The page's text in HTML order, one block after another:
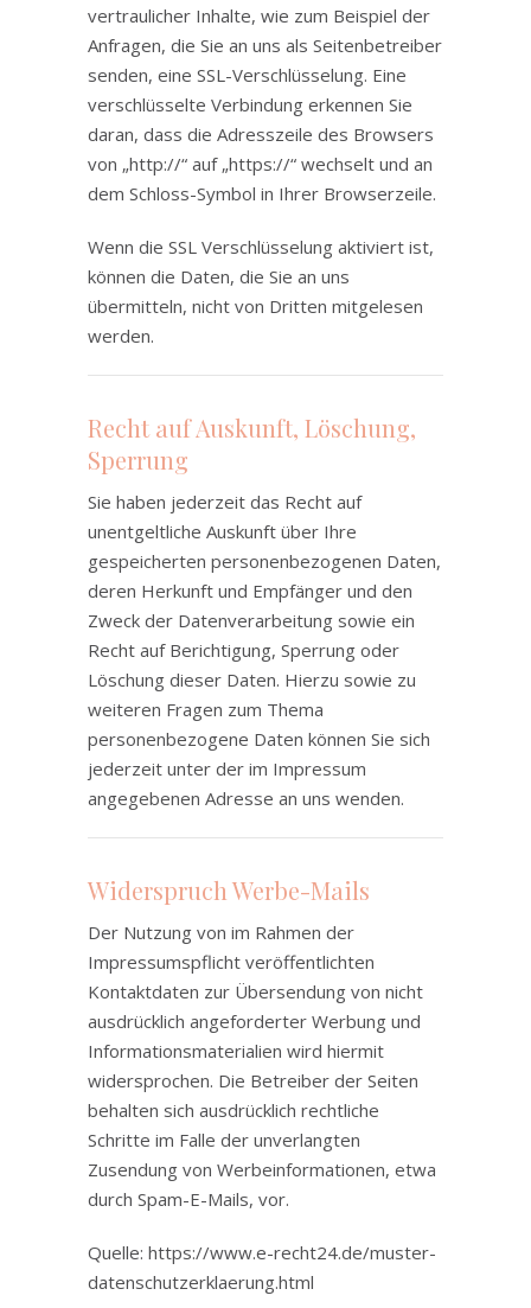
vertraulicher Inhalte, wie zum Beispiel der
Anfragen, die Sie an uns als Seitenbetreiber
senden, eine SSL-Verschlüsselung. Eine
verschlüsselte Verbindung erkennen Sie
daran, dass die Adresszeile des Browsers
von „http://“ auf „https://“ wechselt und an
dem Schloss-Symbol in Ihrer Browserzeile.
Wenn die SSL Verschlüsselung aktiviert ist,
können die Daten, die Sie an uns
übermitteln, nicht von Dritten mitgelesen
werden.
Recht auf Auskunft, Löschung,
Sperrung
Sie haben jederzeit das Recht auf
unentgeltliche Auskunft über Ihre
gespeicherten personenbezogenen Daten,
deren Herkunft und Empfänger und den
Zweck der Datenverarbeitung sowie ein
Recht auf Berichtigung, Sperrung oder
Löschung dieser Daten. Hierzu sowie zu
weiteren Fragen zum Thema
personenbezogene Daten können Sie sich
jederzeit unter der im Impressum
angegebenen Adresse an uns wenden.
Widerspruch Werbe-Mails
Der Nutzung von im Rahmen der
Impressumspflicht veröffentlichten
Kontaktdaten zur Übersendung von nicht
ausdrücklich angeforderter Werbung und
Informationsmaterialien wird hiermit
widersprochen. Die Betreiber der Seiten
behalten sich ausdrücklich rechtliche
Schritte im Falle der unverlangten
Zusendung von Werbeinformationen, etwa
durch Spam-E-Mails, vor.
Quelle: https://www.e-recht24.de/muster-
datenschutzerklaerung.html